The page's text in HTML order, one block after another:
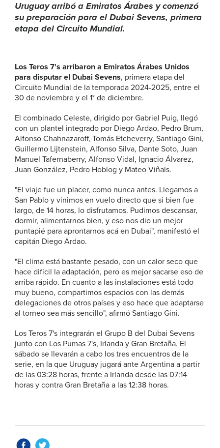
Uruguay arribó a Emiratos Árabes y comenzó
su preparación para el Dubai Sevens, primera
etapa del Circuito Mundial.
Los Teros 7's arribaron a Emiratos Árabes Unidos
para disputar el Dubai Sevens, primera etapa del
Circuito Mundial de la temporada 2024-2025, entre el
30 de noviembre y el 1° de diciembre.
El combinado Celeste, dirigido por Gabriel Puig, llegó
con un plantel integrado por Diego Ardao, Pedro Brum,
Alfonso Chahnazaroff, Tomás Etcheverry, Santiago Gini,
Guillermo Lijtenstein, Alfonso Silva, Dante Soto, Juan
Manuel Tafernaberry, Alfonso Vidal, Ignacio Álvarez,
Juan González, Pedro Hoblog y Mateo Viñals.
"El viaje fue un placer, como nunca antes. Llegamos a
San Pablo y vinimos en vuelo directo que si bien fue
largo, de 14 horas, lo disfrutamos. Pudimos descansar,
dormir, alimentarnos bien, y eso nos dio un mejor
puntapié para aprontarnos acá en Dubai", manifestó el
capitán Diego Ardao.
"El clima está bastante pesado, con un calor seco que
hace difícil la adaptación, pero es mejor sacarse eso de
arriba rápido. En cuanto a las instalaciones está todo
muy bueno, compartimos espacios con las demás
delegaciones de otros países y eso hace que adaptarse
al torneo sea más sencillo", afirmó Santiago Gini.
Los Teros 7's integrarán el Grupo B del Dubai Sevens
junto con Los Pumas 7's, Irlanda y Gran Bretaña. El
sábado se llevarán a cabo los tres encuentros de la
serie, en la que Uruguay jugará ante Argentina a partir
de las 03:28 horas, frente a Irlanda desde las 07:14
horas y contra Gran Bretaña a las 12:38 horas.